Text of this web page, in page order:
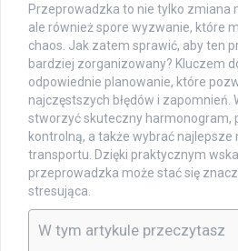
Przeprowadzka to nie tylko zmiana
ale również spore wyzwanie, które
chaos. Jak zatem sprawić, aby ten
bardziej zorganizowany? Kluczem
odpowiednie planowanie, które
najczęstszych błędów i zapomnień.
stworzyć skuteczny harmonogram,
kontrolną, a także wybrać najlepsze
transportu. Dzięki praktycznym
przeprowadzka może stać się
stresująca.
W tym artykule przeczytasz